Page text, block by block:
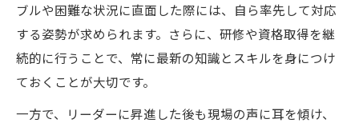
ブルや困難な状況に直面した際には、自ら率先して対応
する姿勢が求められます。さらに、研修や資格取得を継
続的に行うことで、常に最新の知識とスキルを身につけ
ておくことが大切です。
一方で、リーダーに昇進した後も現場の声に耳を傾け、